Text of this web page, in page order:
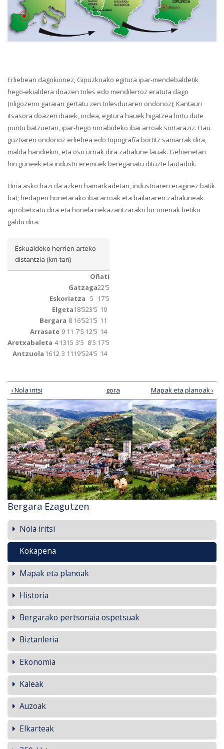
Erliebeari dagokionez, Gipuzkoako egitura ipar-mendebaldetik
hego-ekialdera doazen toles edo mendilerroz eratuta dago
(oligozeno garaian gertatu zen tolesduraren ondorioz); Kantauri
itsasora doazen ibaiek, ordea, egitura hauek higatzea lortu dute
puntu batzuetan, ipar-hego norabideko ibai arroak sortaraziz. Hau
guztiaren ondorioz erliebea edo topografía bortitz samarrak dira,
malda handiekin, eta oso urriak dira zabalune lauak. Gehienetan
hiri guneek eta industri eremuek bereganatu dituzte lautadok.
Hiria asko hazi da azken hamarkadetan, industriaren eraginez batik
bat; hedapen honetarako ibai arroak eta bailararen zabaluneak
aprobetxatu dira eta honela nekazaritzarako lur onenak betiko
galdu dira.
Eskualdeko herrien arteko
distantzia (km-tan)
Oñati
Gatzaga22'5
Eskoriatza 5
17'5
Elgeta18'523'5 19
Bergara 8 16'521'5 11
Arrasate 9 11 7'5 12'5 14
Aretxabaleta 4 1315 3'5 8'5 17'5
Antzuola 1612 3 11 19'524'5 14
‹ Nola iritsi gora Mapak eta planoak ›
Bergara Ezagutzen
Nola iritsi
Kokapena
Mapak eta planoak
Historia
Bergarako pertsonaia ospetsuak
Biztanleria
Ekonomia
Kaleak
Auzoak
Elkarteak